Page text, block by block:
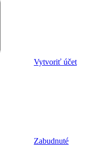
Vytvoriť účet
Zabudnuté